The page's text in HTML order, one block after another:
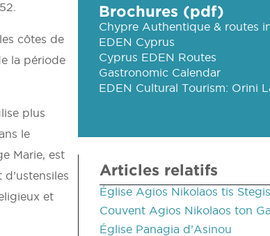
côtes de
la période
plus
le
Marie, est
et
Brochures (pdf)
Chypre Authentique & routes
EDEN Cyprus
Cyprus EDEN Routes
Gastronomic Calendar
EDEN Cultural Tourism: Orini
Articles relatifs
Église Agios Nikolaos tis Stegis
Couvent Agios Nikolaos ton
Église Panagia d’Asinou